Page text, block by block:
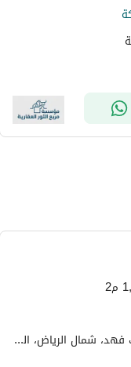
شارع طريق الملك عبد الله، حي الملك فهد، شمال الرياض، الرياض